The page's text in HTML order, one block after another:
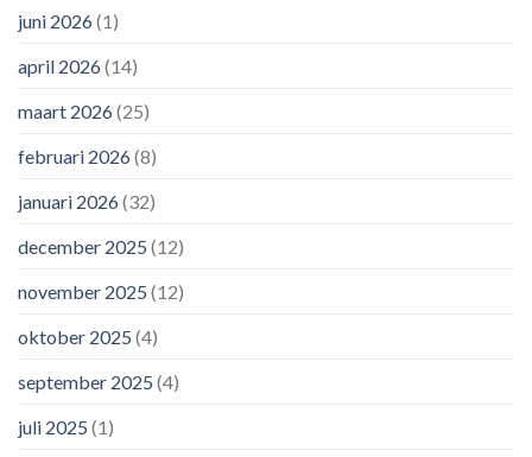
juni 2026(1)
april 2026(14)
maart 2026(25)
februari 2026(8)
januari 2026(32)
december 2025 (12)
november 2025 (12)
oktober 2025 (4)
september 2025 (4)
juli 2025 (1)